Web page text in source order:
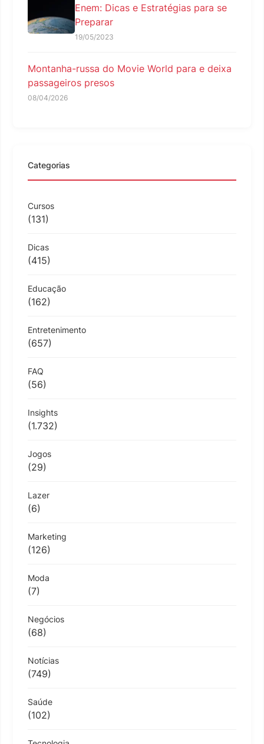
Enem: Dicas e Estratégias para se
Preparar
19/05/2023
Montanha-russa do Movie World para e deixa
passageiros presos
08/04/2026
Categorias
Cursos
(131)
Dicas
(415)
Educação
(162)
Entretenimento
(657)
FAQ
(56)
Insights
(1.732)
Jogos
(29)
Lazer
(6)
Marketing
(126)
Moda
(7)
Negócios
(68)
Notícias
(749)
Saúde
(102)